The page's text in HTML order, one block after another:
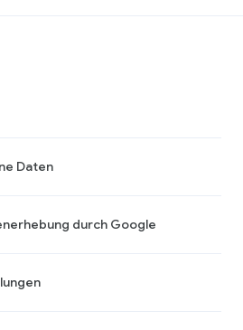
Daten
durch Google